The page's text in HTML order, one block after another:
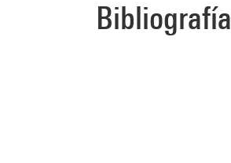
Bibliografía